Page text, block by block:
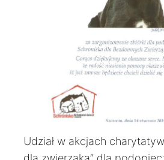
Udział w akcjach